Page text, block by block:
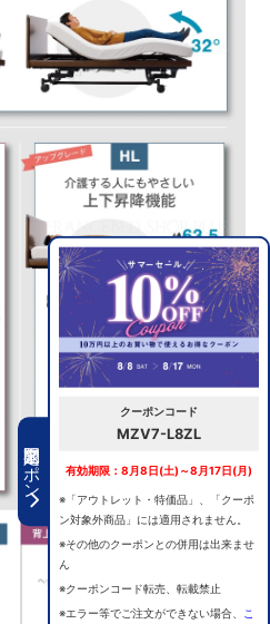
期間限定クーポン
クーポンコード
MZV7-L8ZL
有効期限：8月8日(土)～8月17日(月)
※「アウトレット・特価品」、「クーポ
ン対象外商品」には適用されません。
※その他のクーポンとの併用は出来ませ
ん
※クーポンコード転売、転載禁止
※エラー等でご注文ができない場合、
こ